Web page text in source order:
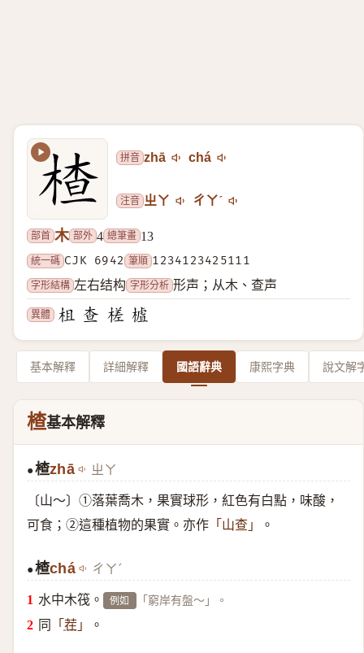
拼音 zhā chá
注音 ㄓㄚ ㄔㄚˊ
部首 木 部外 4 總筆畫 13
統一碼 CJK 6942 筆順 1234123425111
字形結構 左右结构 字形分析 形声；从木、查声
異體
基本解釋 詳細解釋 國語辭典 康熙字典 說文解
楂基本解釋
●楂zhā ㄓㄚ
〔山～〕①落葉喬木，果實球形，紅色有白點，味酸，
可食；②這種植物的果實。亦作 「山查」 。
●楂chá ㄔㄚˊ
水中木筏。 例如 「窮岸有盤～」。
同 「 茬」 。